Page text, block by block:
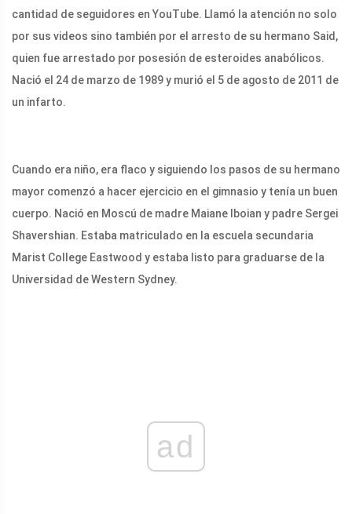
cantidad de seguidores en YouTube. Llamó la atención no solo
por sus videos sino también por el arresto de su hermano Said,
quien fue arrestado por posesión de esteroides anabólicos.
Nació el 24 de marzo de 1989 y murió el 5 de agosto de 2011 de
un infarto.
Cuando era niño, era flaco y siguiendo los pasos de su hermano
mayor comenzó a hacer ejercicio en el gimnasio y tenía un buen
cuerpo. Nació en Moscú de madre Maiane Iboian y padre Sergei
Shavershian. Estaba matriculado en la escuela secundaria
Marist College Eastwood y estaba listo para graduarse de la
Universidad de Western Sydney.
ad